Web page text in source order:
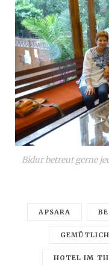
Bidur betreut gerne
APSARA
HOTEL IM